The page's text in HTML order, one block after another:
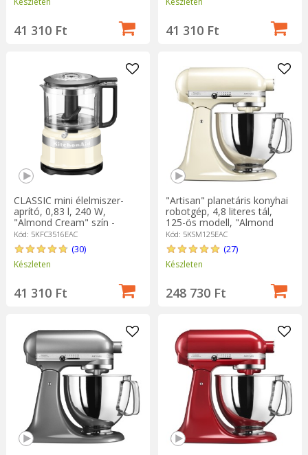
41 310 Ft 41 310 Ft
CLASSIC mini élelmiszer-
aprító, 0,83 l, 240 W,
"Almond Cream" szín -
KitchenAid márka
Kód: 5KFC3516EAC
(30)
Készleten
41 310 Ft
"Artisan" planetáris konyhai
robotgép, 4,8 literes tál,
125-ös modell, "Almond
Cream" - KitchenAid
Kód: 5KSM125EAC
(27)
Készleten
248 730 Ft